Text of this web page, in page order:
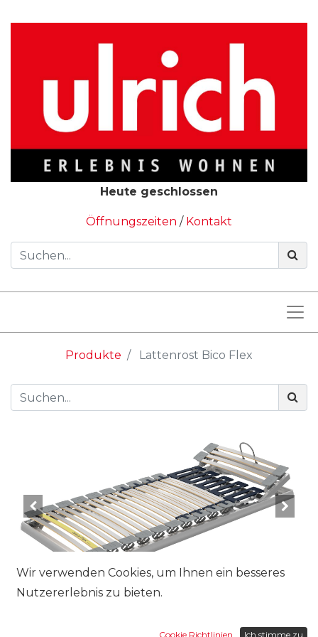
Heute geschlossen
Öffnungszeiten / Kontakt
Produkte Lattenrost Bico Flex
Wir verwenden Cookies, um Ihnen ein besseres
Nutzererlebnis zu bieten.
Cookie Richtlinien Ich stimme zu